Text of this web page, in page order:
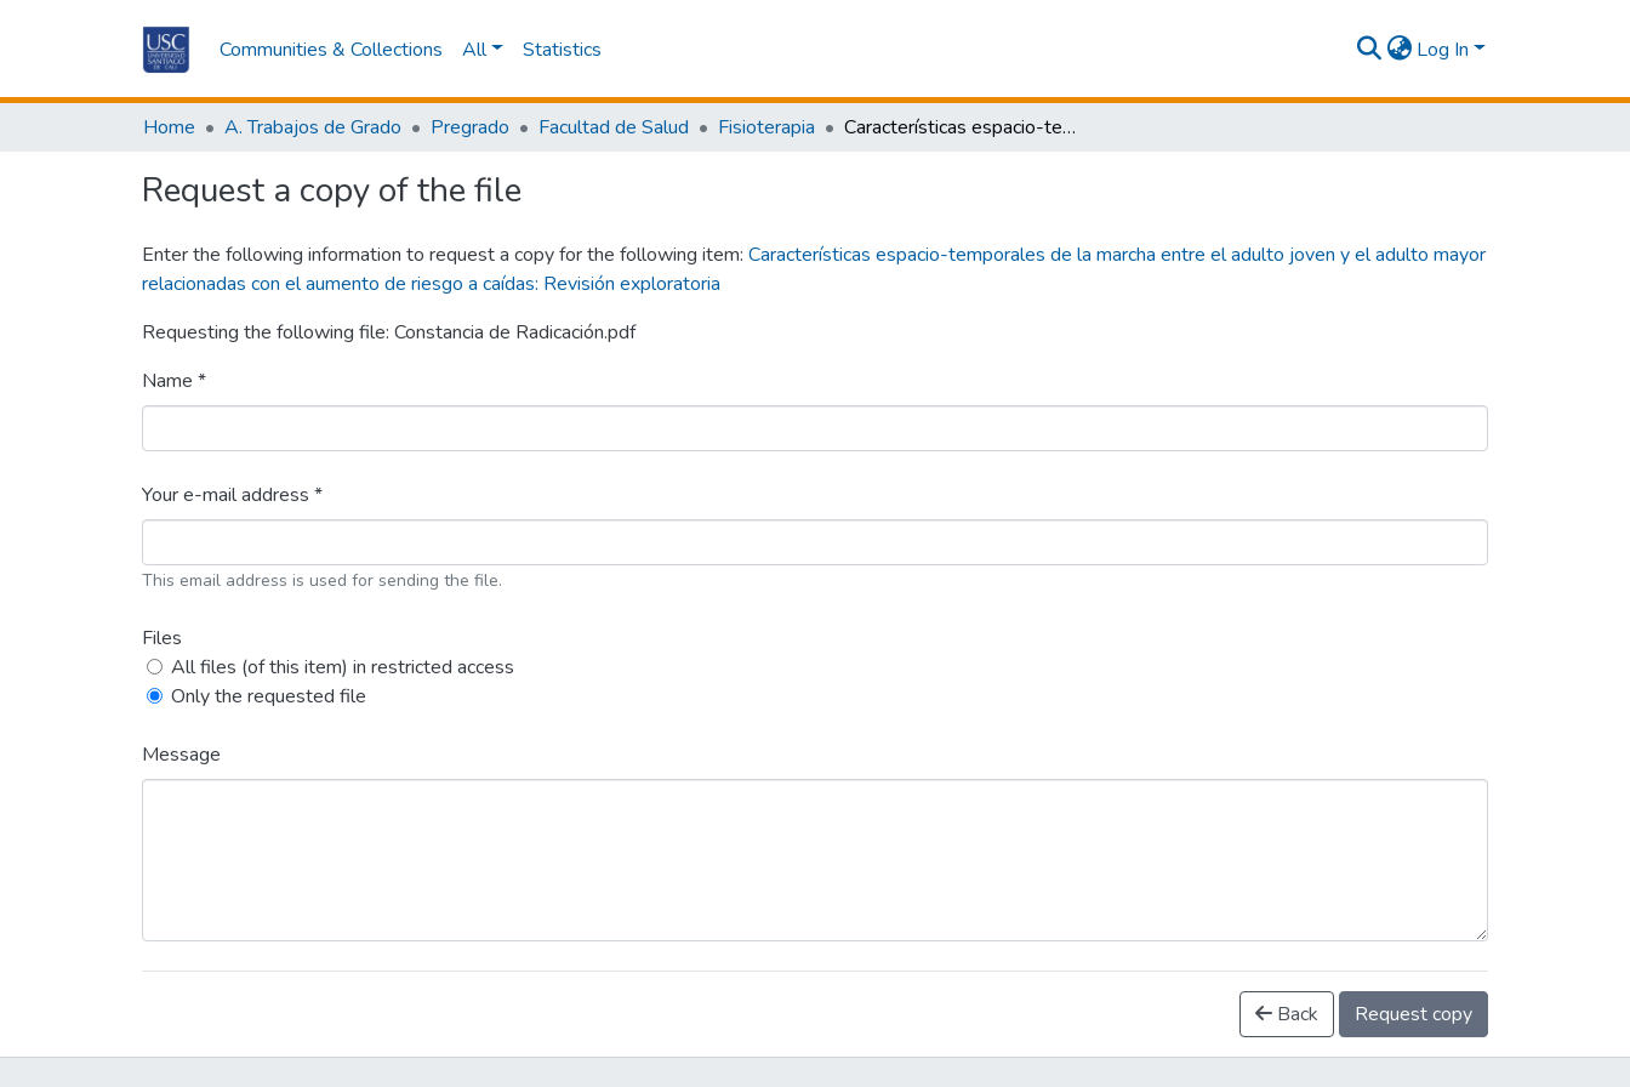
Communities & Collections All Statistics Log In
Home A. Trabajos de Grado Pregrado Facultad de Salud Fisioterapia Características espacio-temporales de la marcha entre el adulto joven y el adulto mayor relacionadas con el aumento de riesgo a caídas: Revisión exploratoria
Request a copy of the file
Enter the following information to request a copy for the following item: Características espacio-temporales de la marcha entre el adulto joven y el adulto mayor
relacionadas con el aumento de riesgo a caídas: Revisión exploratoria
Requesting the following file: Constancia de Radicación.pdf
Name *
Your e-mail address *
This email address is used for sending the file.
Files
All files (of this item) in restricted access
Only the requested file
Message
Back Request copy